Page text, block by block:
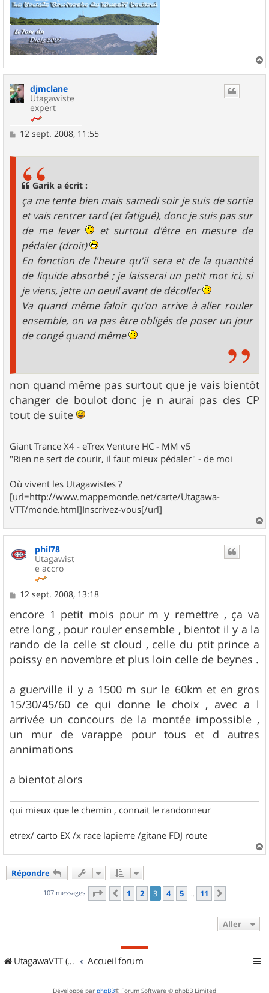
a
djmclane
Utagawiste
expert
M12 sept. 2008, 11:55
Garik a écrit :
ça me tente bien mais samedi soir je suis de sortie
et vais rentrer tard (et fatigué), donc je suis pas sur
de me lever
et surtout d'être en mesure de
pédaler (droit)
En fonction de l'heure qu'il sera et de la quantité
de liquide absorbé ; je laisserai un petit mot ici, si
je viens, jette un oeuil avant de décoller
Va quand même faloir qu'on arrive à aller rouler
ensemble, on va pas être obligés de poser un jour
de congé quand même
non quand même pas surtout que je vais bientôt
changer de boulot donc je n aurai pas des CP
tout de suite
Giant Trance X4 - eTrex Venture HC - MM v5
"Rien ne sert de courir, il faut mieux pédaler" - de moi
Où vivent les Utagawistes ?
[url=http://www.mappemonde.net/carte/Utagawa-
VTT/monde.html]Inscrivez-vous[/url]
a
phil78
Utagawist
e accro
M
s
s
a
g
e
12 sept. 2008, 13:18
encore 1 petit mois pour m y remettre , ça va
etre long , pour rouler ensemble , bientot il y a la
rando de la celle st cloud , celle du ptit prince a
poissy en novembre et plus loin celle de beynes .
a guerville il y a 1500 m sur le 60km et en gros
15/30/45/60 ce qui donne le choix , avec a l
arrivée un concours de la montée impossible ,
un mur de varappe pour tous et d autres
annimations
a bientot alors
qui mieux que le chemin , connait le randonneur
etrex/ carto EX /x race lapierre /gitane FDJ route
a
Répondre
107 messages Page 3sur
Précédent
1 2 3 4 5 … 11
Aller
UtagawaVTT (Randos VTT et VTTAE avec traces GPS) Accueil forum
Développé par phpBB® Forum Software © phpBB Limited